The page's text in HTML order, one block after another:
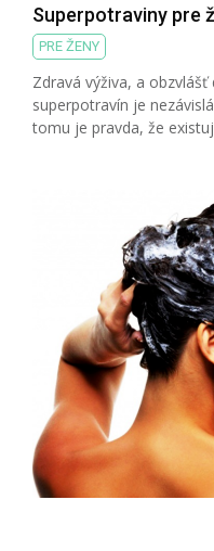
Superpotraviny pre
PRE ŽENY
Zdravá výživa, a
superpotravín je
tomu je pravda, že